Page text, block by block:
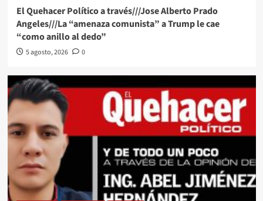
El Quehacer Político a través///Jose Alberto Prado
Angeles///La “amenaza comunista” a Trump le cae
“como anillo al dedo”
5 agosto, 2026 0